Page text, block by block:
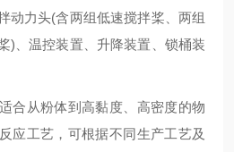
动力头(含两组低速搅拌桨、两组
)、温控装置、升降装置、锁桶装
合从粉体到高黏度、高密度的物
应工艺，可根据不同生产工艺及